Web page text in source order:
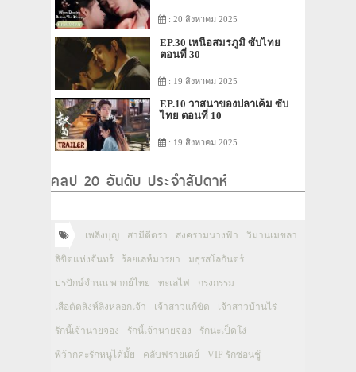
: 20 สิงหาคม 2025
EP.30 เหนือสมรภูมิ ซับไทย
ตอนที่ 30
: 19 สิงหาคม 2025
EP.10 วาสนาของปลาเค็ม ซับ
ไทย ตอนที่ 10
: 19 สิงหาคม 2025
คลิป 20 อันดับ ประจำสัปดาห์
เพลิงบุญ สามีตีตรา สงครามนางฟ้า วิมานเมขลา
ลิขิตแห่งจันทร์ ร้อยเล่ห์มารยา มธุรสโลกันตร์
ปรปักษ์จำนน พากย์ไทย ทะเลไฟ กรงกรรม
เสือตัดสิงห์ลิงหลอกเจ้า เจ้าสาวแก้ขัด เจ้าสาวบ้านไร่
รักนี้เจ้านายจอง รักนี้เจ้านายจอง รักนะเป็ดโง่
พี่ว้ากคะรักหนูได้มั้ย คลับฟรายเดย์ VIP รักซ่อนชู้